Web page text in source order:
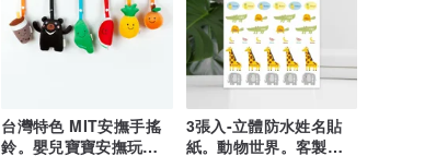
台灣特色 MIT安撫手搖
鈴。嬰兒寶寶安撫玩具
3張入-立體防水姓名貼
紙。動物世界。客製化